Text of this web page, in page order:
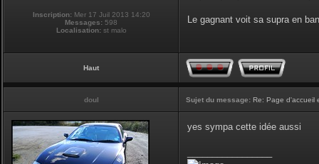
Inscription:Mer 17 Juil 2013 14:20
Messages: 598
Localisation:st malo
Le gagnant voit sa supra en
Haut
doul Sujet du message: Re: Page d'accueil
yes sympa cette idée aussi